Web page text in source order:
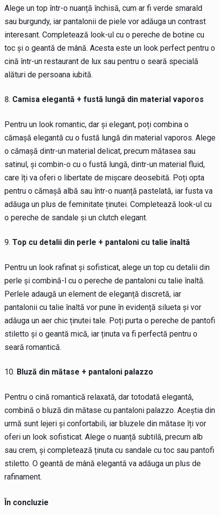
Alege un top într-o nuanță închisă, cum ar fi verde smarald
sau burgundy, iar pantalonii de piele vor adăuga un contrast
interesant. Completează look-ul cu o pereche de botine cu
toc și o geantă de mână. Acesta este un look perfect pentru o
cină într-un restaurant de lux sau pentru o seară specială
alături de persoana iubită.
Camisa elegantă + fustă lungă din material vaporos
Pentru un look romantic, dar și elegant, poți combina o
cămașă elegantă cu o fustă lungă din material vaporos. Alege
o cămașă dintr-un material delicat, precum mătasea sau
satinul, și combin-o cu o fustă lungă, dintr-un material fluid,
care îți va oferi o libertate de mișcare deosebită. Poți opta
pentru o cămașă albă sau într-o nuanță pastelată, iar fusta va
adăuga un plus de feminitate ținutei. Completează look-ul cu
o pereche de sandale și un clutch elegant.
Top cu detalii din perle + pantaloni cu talie înaltă
Pentru un look rafinat și sofisticat, alege un top cu detalii din
perle și combină-l cu o pereche de pantaloni cu talie înaltă.
Perlele adaugă un element de eleganță discretă, iar
pantalonii cu talie înaltă vor pune în evidență silueta și vor
adăuga un aer chic ținutei tale. Poți purta o pereche de pantofi
stiletto și o geantă mică, iar ținuta va fi perfectă pentru o
seară romantică.
Bluză din mătase + pantaloni palazzo
Pentru o cină romantică relaxată, dar totodată elegantă,
combină o bluză din mătase cu pantaloni palazzo. Aceștia din
urmă sunt lejeri și confortabili, iar bluzele din mătase îți vor
oferi un look sofisticat. Alege o nuanță subtilă, precum alb
sau crem, și completează ținuta cu sandale cu toc sau pantofi
stiletto. O geantă de mână elegantă va adăuga un plus de
rafinament.
În concluzie